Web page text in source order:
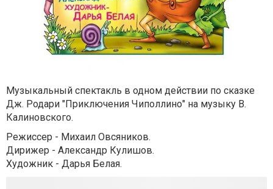
Музыкальный спектакль в одном действии по сказке
Дж. Родари "Приключения Чиполлино" на музыку В.
Калиновского.
Режиссер - Михаил Овсяников.
Дирижер - Александр Кулишов.
Художник - Дарья Белая.